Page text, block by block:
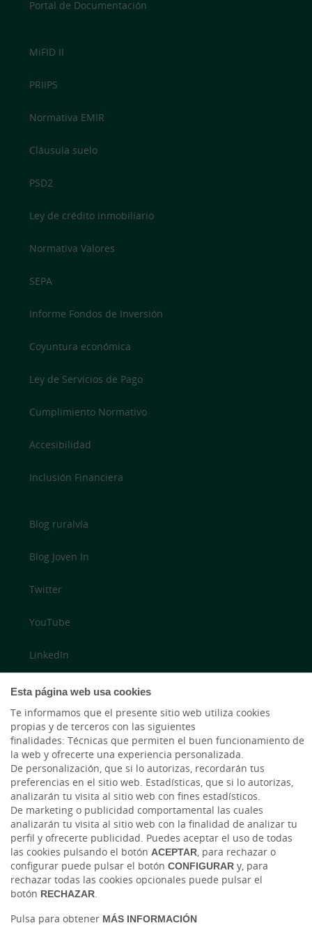
Esta página web usa cookies
Te informamos que el presente sitio web utiliza cookies
propias y de terceros con las siguientes
finalidades: Técnicas que permiten el buen funcionamiento de
la web y ofrecerte una experiencia personalizada.
De personalización, que si lo autorizas, recordarán tus
preferencias en el sitio web. Estadísticas, que si lo autorizas,
analizarán tu visita al sitio web con fines estadísticos.
De marketing o publicidad comportamental las cuales
analizarán tu visita al sitio web con la finalidad de analizar tu
perfil y ofrecerte publicidad. Puedes aceptar el uso de todas
las cookies pulsando el botón ACEPTAR, para rechazar o
configurar puede pulsar el botón CONFIGURAR y, para
rechazar todas las cookies opcionales puede pulsar el
botón RECHAZAR.
Pulsa para obtener MÁS INFORMACIÓN
Portal de Documentación
MiFID II
PRIIPS
Normativa EMIR
Cláusula suelo
PSD2
Ley de crédito inmobiliario
Normativa Valores
SEPA
Informe Fondos de Inversión
Coyuntura económica
Ley de Servicios de Pago
Cumplimiento Normativo
Accesibilidad
Inclusión Financiera
Blog ruralvía
Blog Joven In
Twitter
YouTube
LinkedIn
Cambio de moneda Global Exchange
Tablón de anuncios Tipos de cambio Aviso legal
Política de cookies
Protección de datos
Ⓒ Ruralvía, Caja Rural de Salamanca, 2026. Todos los derechos reservados